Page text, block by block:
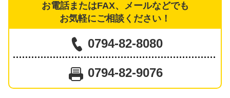
お電話またはFAX、メールなどでも
お気軽にご相談ください！
0794-82-8080
0794-82-9076